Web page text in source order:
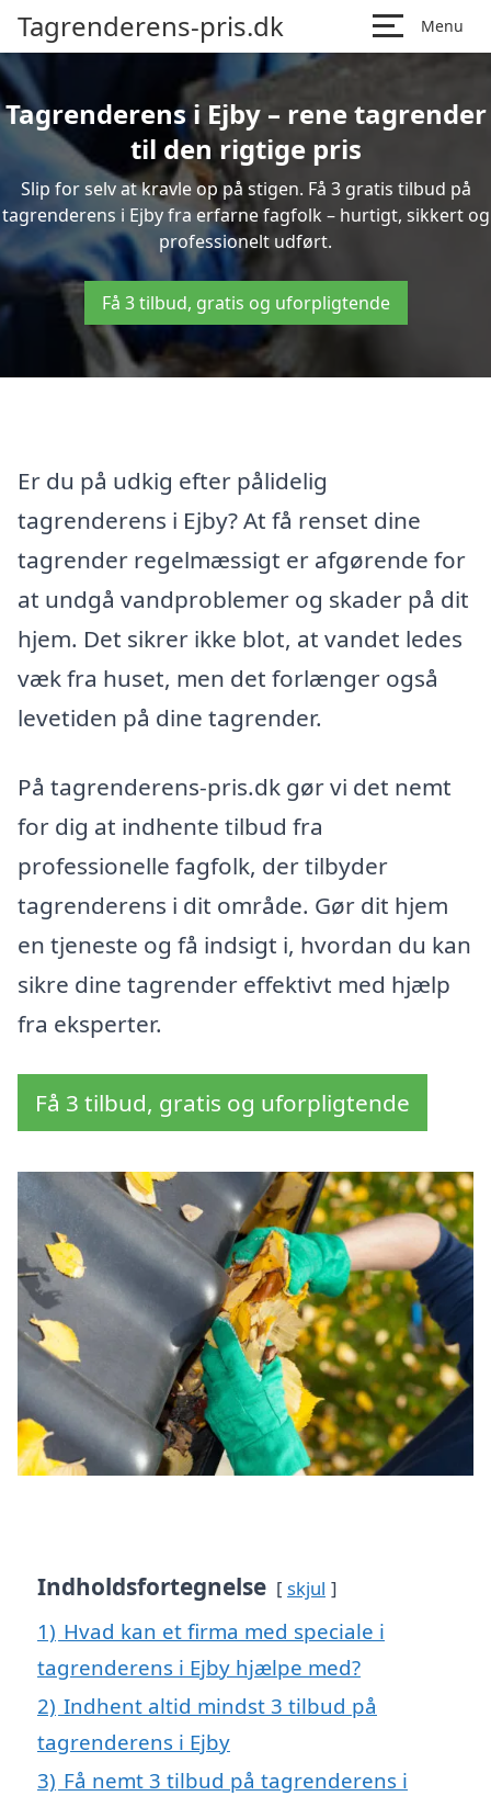
Tagrenderens-pris.dk Menu
Tagrenderens i Ejby – rene tagrender
til den rigtige pris
Slip for selv at kravle op på stigen. Få 3 gratis tilbud på
tagrenderens i Ejby fra erfarne fagfolk – hurtigt, sikkert og
professionelt udført.
Få 3 tilbud, gratis og uforpligtende
Er du på udkig efter pålidelig
tagrenderens i Ejby? At få renset dine
tagrender regelmæssigt er afgørende for
at undgå vandproblemer og skader på dit
hjem. Det sikrer ikke blot, at vandet ledes
væk fra huset, men det forlænger også
levetiden på dine tagrender.
På tagrenderens-pris.dk gør vi det nemt
for dig at indhente tilbud fra
professionelle fagfolk, der tilbyder
tagrenderens i dit område. Gør dit hjem
en tjeneste og få indsigt i, hvordan du kan
sikre dine tagrender effektivt med hjælp
fra eksperter.
Få 3 tilbud, gratis og uforpligtende
Indholdsfortegnelse skjul
1) Hvad kan et firma med speciale i
tagrenderens i Ejby hjælpe med?
2) Indhent altid mindst 3 tilbud på
tagrenderens i Ejby
3) Få nemt 3 tilbud på tagrenderens i